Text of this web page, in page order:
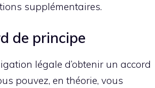
supplémentaires.
de principe
légale d’obtenir un accord
pouvez, en théorie, vous